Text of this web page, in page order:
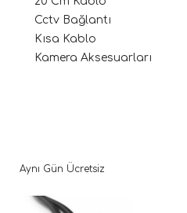
Cctv Bağlantı
Kısa Kablo
Kamera Aksesuarları
Aynı Gün Ücretsiz